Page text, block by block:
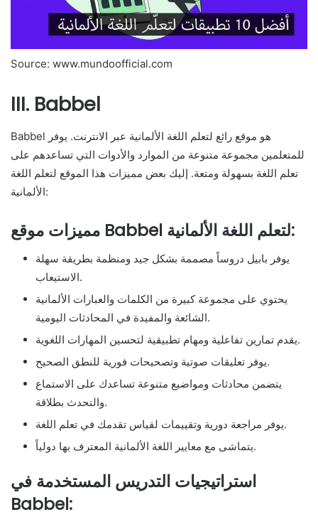
Source: www.mundoofficial.com
III. Babbel
Babbel هو موقع رائع لتعلم اللغة الألمانية عبر الانترنت. يوفر
للمتعلمين مجموعة متنوعة من الموارد والأدوات التي تساعدهم على
تعلم اللغة بسهولة ومتعة. إليك بعض مميزات هذا الموقع لتعلم اللغة
الألمانية:
مميزات موقع Babbel لتعلم اللغة الألمانية:
يوفر بابيل دروساً مصممة بشكل جيد ومنظمة بطريقة سهلة
الاستيعاب.
يحتوي على مجموعة كبيرة من الكلمات والعبارات الألمانية
الشائعة والمفيدة في المحادثات اليومية.
يقدم تمارين تفاعلية ومهام تطبيقية لتحسين المهارات اللغوية.
يوفر تعليقات صوتية وتصحيحات فورية للنطق الصحيح.
يتضمن محادثات ومواضيع متنوعة تساعدك على الاستماع
والتحدث بطلاقة.
يوفر مراجعة دورية وتقييمات لقياس تقدمك في تعلم اللغة.
يتماشى مع معايير اللغة الألمانية المعترف بها دولياً.
استراتيجيات التدريس المستخدمة في
Babbel: